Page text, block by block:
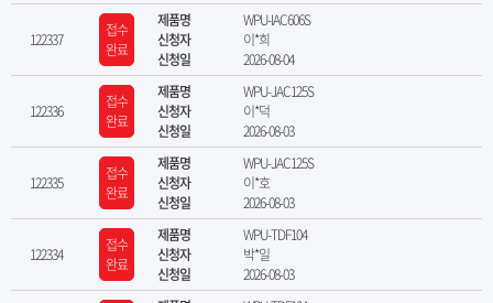
122337
접수
완료
제품명
WPU-IAC606S
신청자
이*희
신청일
2026-08-04
122336
접수
완료
제품명
WPU-JAC125S
신청자
이*덕
신청일
2026-08-03
122335
접수
완료
제품명
WPU-JAC125S
신청자
이*호
신청일
2026-08-03
122334
접수
완료
제품명
WPU-TDF104
신청자
박*일
신청일
2026-08-03